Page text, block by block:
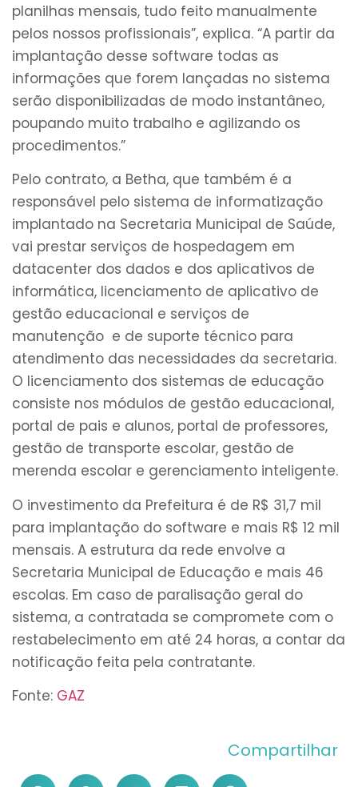
planilhas mensais, tudo feito manualmente
pelos nossos profissionais”, explica. “A partir da
implantação desse software todas as
informações que forem lançadas no sistema
serão disponibilizadas de modo instantâneo,
poupando muito trabalho e agilizando os
procedimentos.”
Pelo contrato, a Betha, que também é a
responsável pelo sistema de informatização
implantado na Secretaria Municipal de Saúde,
vai prestar serviços de hospedagem em
datacenter dos dados e dos aplicativos de
informática, licenciamento de aplicativo de
gestão educacional e serviços de
manutenção e de suporte técnico para
atendimento das necessidades da secretaria.
O licenciamento dos sistemas de educação
consiste nos módulos de gestão educacional,
portal de pais e alunos, portal de professores,
gestão de transporte escolar, gestão de
merenda escolar e gerenciamento inteligente.
O investimento da Prefeitura é de R$ 31,7 mil
para implantação do software e mais R$ 12 mil
mensais. A estrutura da rede envolve a
Secretaria Municipal de Educação e mais 46
escolas. Em caso de paralisação geral do
sistema, a contratada se compromete com o
restabelecimento em até 24 horas, a contar da
notificação feita pela contratante.
Fonte: GAZ
Compartilhar